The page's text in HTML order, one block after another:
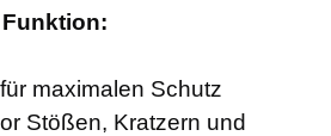
maximalen Schutz
Stößen, Kratzern und